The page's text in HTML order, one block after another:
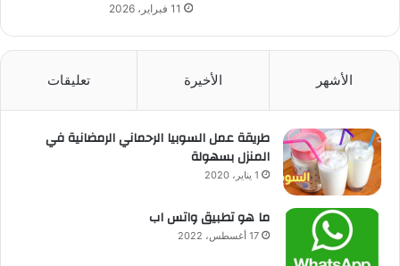
11 فبراير، 2026
الأشهر الأخيرة تعليقات
طريقة عمل السوبيا الرحماني الرمضانية في
المنزل بسهولة
1 يناير، 2020
ما هو تطبيق واتس اب
17 أغسطس، 2022